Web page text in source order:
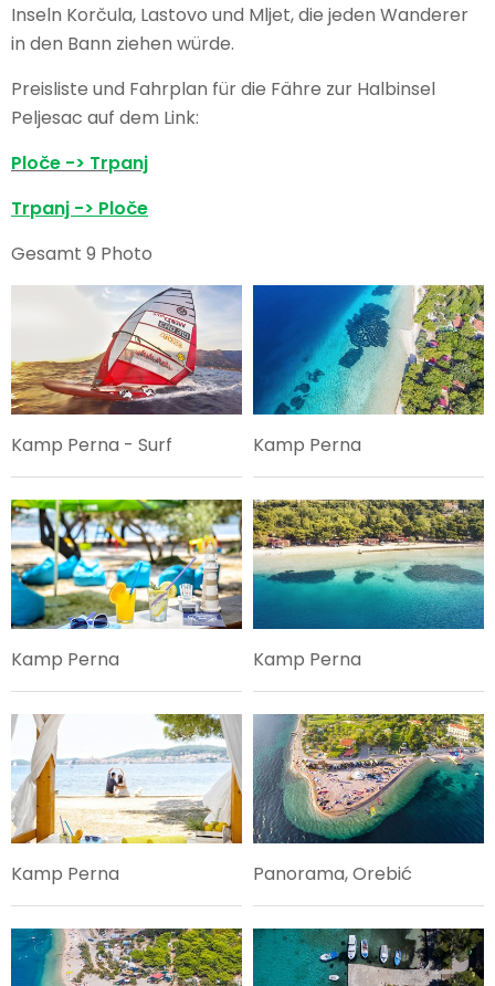
Inseln Korčula, Lastovo und Mljet, die jeden Wanderer
in den Bann ziehen würde.
Preisliste und Fahrplan für die Fähre zur Halbinsel
Peljesac auf dem Link:
Ploče -> Trpanj
Trpanj -> Ploče
Gesamt 9 Photo
Kamp Perna - Surf Kamp Perna
Kamp Perna Kamp Perna
Kamp Perna Panorama, Orebić